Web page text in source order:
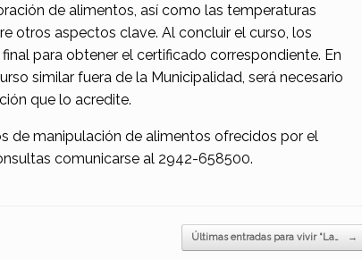
de alimentos, así como las temperaturas
otros aspectos clave. Al concluir el curso, los
para obtener el certificado correspondiente. En
similar fuera de la Municipalidad, será necesario
que lo acredite.
de manipulación de alimentos ofrecidos por el
comunicarse al 2942-658500.
Últimas entradas para vivir “La… →